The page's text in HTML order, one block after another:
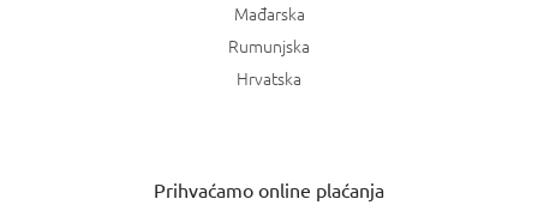
Mađarska
Rumunjska
Hrvatska
Prihvaćamo online plaćanja